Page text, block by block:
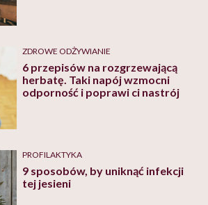
ZDROWE ODŻYWIANIE
6 przepisów na rozgrzewającą
herbatę. Taki napój wzmocni
odporność i poprawi ci nastrój
PROFILAKTYKA
9 sposobów, by uniknąć infekcji
tej jesieni